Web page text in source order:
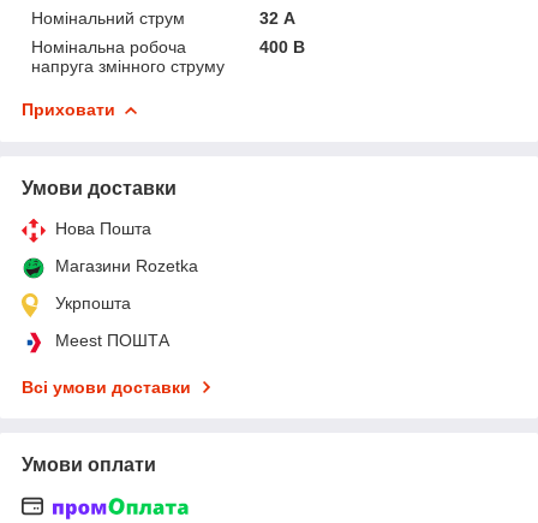
Номінальний струм
32 А
Номінальна робоча
напруга змінного струму
400 В
Приховати
Умови доставки
Нова Пошта
Магазини Rozetka
Укрпошта
Meest ПОШТА
Всі умови доставки
Умови оплати